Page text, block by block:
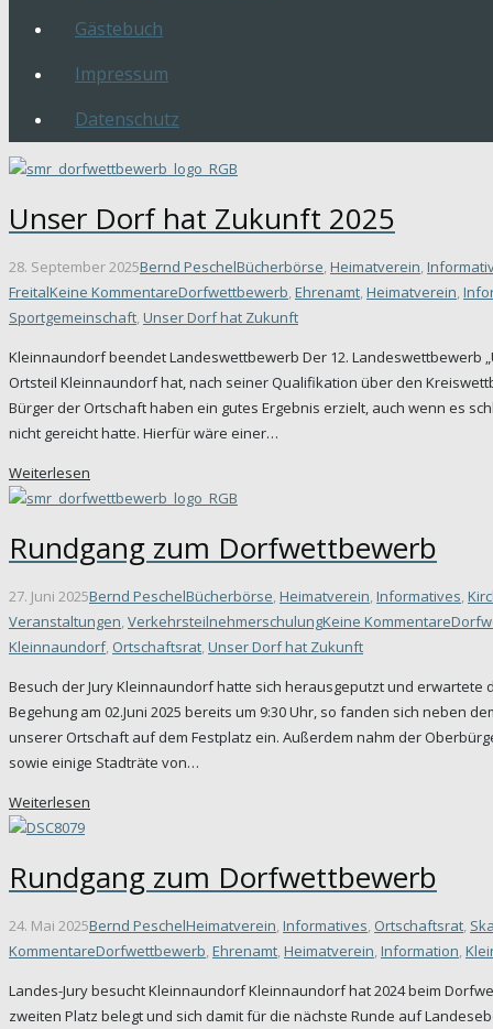
Gästebuch
Impressum
Datenschutz
Unser Dorf hat Zukunft 2025
28. September 2025Bernd PeschelBücherbörse, Heimatverein,
FreitalKeine KommentareDorfwettbewerb, Ehrenamt, Heimatverein,
Sportgemeinschaft, Unser Dorf hat Zukunft
Kleinnaundorf beendet Landeswettbewerb Der 12. Landeswettbewerb
Ortsteil Kleinnaundorf hat, nach seiner Qualifikation über den
Bürger der Ortschaft haben ein gutes Ergebnis erzielt, auch wenn es
nicht gereicht hatte. Hierfür wäre einer…
Weiterlesen
Rundgang zum Dorfwettbewerb
27. Juni 2025Bernd PeschelBücherbörse, Heimatverein, Informatives,
Veranstaltungen, VerkehrsteilnehmerschulungKeine Kommentare
Kleinnaundorf, Ortschaftsrat, Unser Dorf hat Zukunft
Besuch der Jury Kleinnaundorf hatte sich herausgeputzt und erwartete
Begehung am 02.Juni 2025 bereits um 9:30 Uhr, so fanden sich neben
unserer Ortschaft auf dem Festplatz ein. Außerdem nahm der
sowie einige Stadträte von…
Weiterlesen
Rundgang zum Dorfwettbewerb
24. Mai 2025Bernd PeschelHeimatverein, Informatives, Ortschaftsrat,
KommentareDorfwettbewerb, Ehrenamt, Heimatverein, Information,
Landes-Jury besucht Kleinnaundorf Kleinnaundorf hat 2024 beim
zweiten Platz belegt und sich damit für die nächste Runde auf